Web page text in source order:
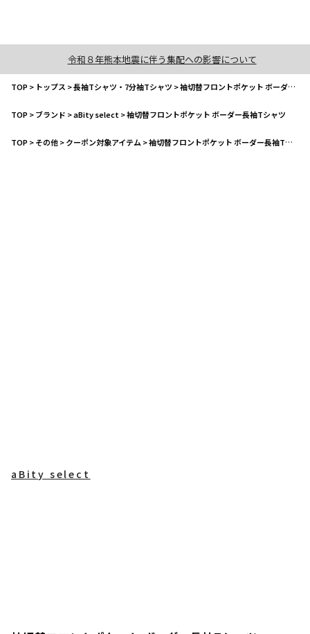
令和８年熊本地震に伴う集配への影響について
TOP> トップス >長袖Tシャツ・7分袖Tシャツ >袖切替フロントポケット ボーダー長袖Tシャツ
TOP>ブランド >aBity select >袖切替フロントポケット ボーダー長袖Tシャツ
TOP>その他>クーポン対象アイテム >袖切替フロントポケット ボーダー長袖Tシャツ
aBity select